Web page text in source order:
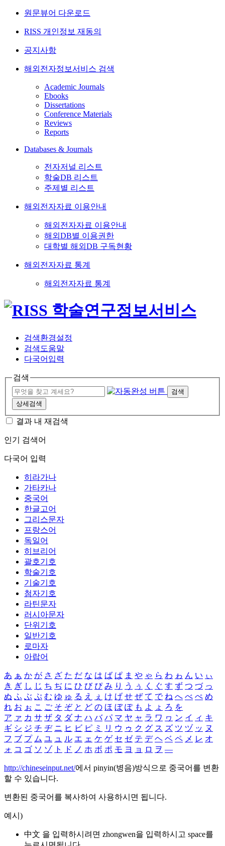
원문뷰어 다운로드
RISS 개인정보 재동의
공지사항
해외전자정보서비스 검색
Academic Journals
Ebooks
Dissertations
Conference Materials
Reviews
Reports
Databases & Journals
전자저널 리스트
학술DB 리스트
주제별 리스트
해외전자자료 이용안내
해외전자자료 이용안내
해외DB별 이용권한
대학별 해외DB 구독현황
해외전자자료 통계
해외전자자료 통계
검색환경설정
검색도움말
다국어입력
검색
검색
상세검색
결과 내 재검색
인기 검색어
다국어 입력
히라가나
가타카나
중국어
한글고어
그리스문자
프랑스어
독일어
히브리어
괄호기호
학술기호
기술기호
첨자기호
라틴문자
러시아문자
단위기호
일반기호
로마자
아랍어
あ ぁ か が さ ざ た だ な は ば ぱ ま や ゃ ら わ ゎ ん い ぃ
き ぎ し じ ち ぢ に ひ び ぴ み り う ぅ く ぐ す ず つ づ っ
ぬ ふ ぶ ぷ む ゆ ゅ る え ぇ け げ せ ぜ て で ね へ べ ぺ め
れ お ぉ こ ご そ ぞ と ど の ほ ぼ ぽ も よ ょ ろ を
ア ァ カ サ ザ タ ダ ナ ハ バ パ マ ヤ ャ ラ ワ ヮ ン イ ィ キ
ギ シ ジ チ ヂ ニ ヒ ビ ピ ミ リ ウ ゥ ク グ ス ズ ツ ヅ ッ ヌ
フ ブ プ ム ユ ュ ル エ ェ ケ ゲ セ ゼ テ デ ヘ ベ ペ メ レ オ
ォ コ ゴ ソ ゾ ト ド ノ ホ ボ ポ モ ヨ ョ ロ ヲ ―
http://chineseinput.net/에서 pinyin(병음)방식으로 중국어를 변환
할 수 있습니다.
변환된 중국어를 복사하여 사용하시면 됩니다.
예시)
中文 을 입력하시려면 zhongwen을 입력하시고 space를